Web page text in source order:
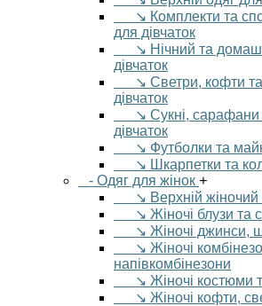
↘ Комплекти та
для дівчаток
↘ Нічний та
дівчаток
↘ Светри, кофти та
дівчаток
↘ Сукні, сарафани
дівчаток
↘ Футболки та
↘ Шкарпетки та
- Одяг для жінок +
↘ Верхній жіночий
↘ Жіночі блузи та
↘ Жіночі джинси,
↘ Жіночі
напівкомбінезони
↘ Жіночі костюми
↘ Жіночі кофти,